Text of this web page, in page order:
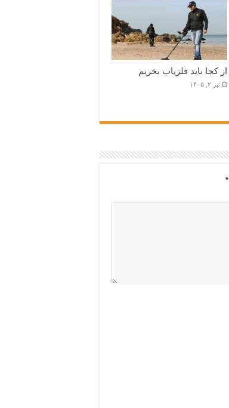
از کجا باید فلزیاب بخریم
تیر ۲, ۱۴۰۵
*